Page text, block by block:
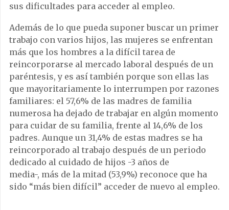
sus dificultades para acceder al empleo.
Además de lo que pueda suponer buscar un primer
trabajo con varios hijos, las mujeres se enfrentan
más que los hombres a la difícil tarea de
reincorporarse al mercado laboral después de un
paréntesis, y es así también porque son ellas las
que mayoritariamente lo interrumpen por razones
familiares: el 57,6% de las madres de familia
numerosa ha dejado de trabajar en algún momento
para cuidar de su familia, frente al 14,6% de los
padres. Aunque un 31,4% de estas madres se ha
reincorporado al trabajo después de un periodo
dedicado al cuidado de hijos -3 años de
media-, más de la mitad (53,9%) reconoce que ha
sido “más bien difícil” acceder de nuevo al empleo.